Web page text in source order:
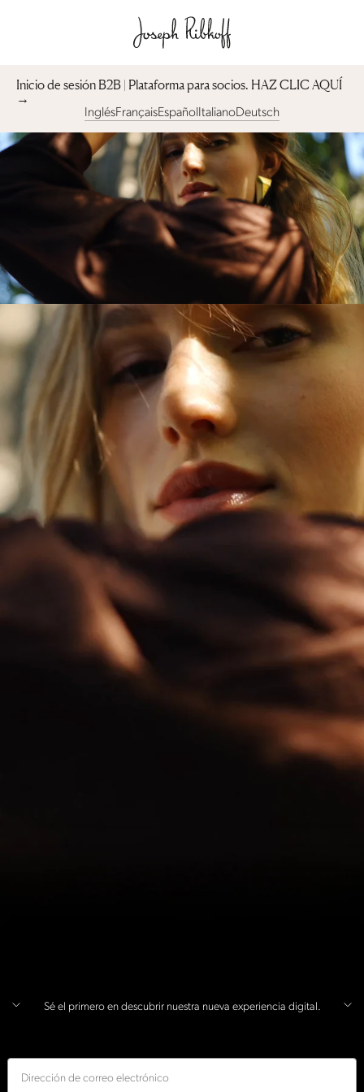
Inicio de sesión B2B | Plataforma para socios︎. HAZ CLIC AQUÍ
→
InglésFrançaisEspañolItalianoDeutsch
Sé el primero en descubrir nuestra nueva experiencia digital.
Correo electrónico